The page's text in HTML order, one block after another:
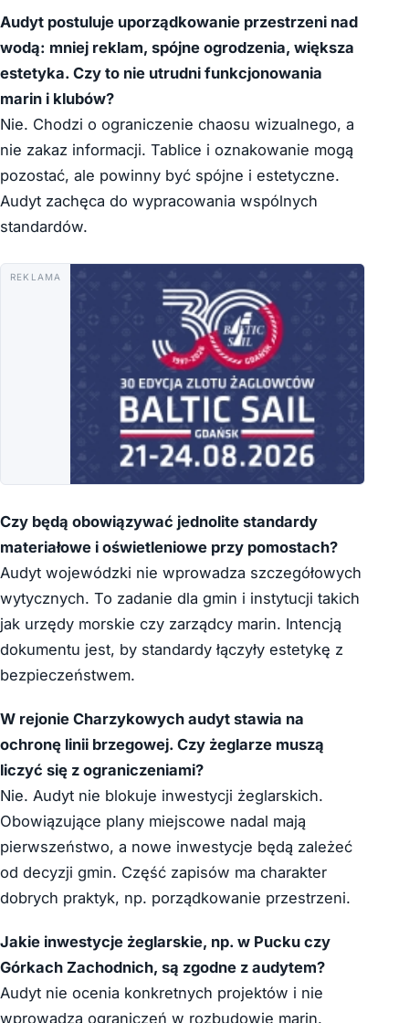
Audyt postuluje uporządkowanie przestrzeni nad
wodą: mniej reklam, spójne ogrodzenia, większa
estetyka. Czy to nie utrudni funkcjonowania
marin i klubów?
Nie. Chodzi o ograniczenie chaosu wizualnego, a
nie zakaz informacji. Tablice i oznakowanie mogą
pozostać, ale powinny być spójne i estetyczne.
Audyt zachęca do wypracowania wspólnych
standardów.
REKLAMA
Czy będą obowiązywać jednolite standardy
materiałowe i oświetleniowe przy pomostach?
Audyt wojewódzki nie wprowadza szczegółowych
wytycznych. To zadanie dla gmin i instytucji takich
jak urzędy morskie czy zarządcy marin. Intencją
dokumentu jest, by standardy łączyły estetykę z
bezpieczeństwem.
W rejonie Charzykowych audyt stawia na
ochronę linii brzegowej. Czy żeglarze muszą
liczyć się z ograniczeniami?
Nie. Audyt nie blokuje inwestycji żeglarskich.
Obowiązujące plany miejscowe nadal mają
pierwszeństwo, a nowe inwestycje będą zależeć
od decyzji gmin. Część zapisów ma charakter
dobrych praktyk, np. porządkowanie przestrzeni.
Jakie inwestycje żeglarskie, np. w Pucku czy
Górkach Zachodnich, są zgodne z audytem?
Audyt nie ocenia konkretnych projektów i nie
wprowadza ograniczeń w rozbudowie marin.